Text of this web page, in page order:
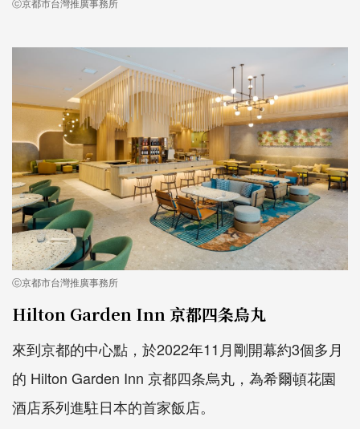
ⓒ京都市台灣推廣事務所
Hilton Garden Inn 京都四条烏丸
來到京都的中心點，於2022年11月剛開幕約3個多月
的 Hilton Garden Inn 京都四条烏丸，為希爾頓花園
酒店系列進駐日本的首家飯店。